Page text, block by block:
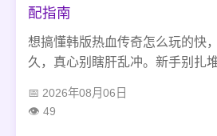
配指南
想搞懂韩版热血传奇怎么玩的快
久，真心别瞎肝乱冲。新手别扎
王殿稳步升级，沃玛森林打金攒
2026年08月06日
49